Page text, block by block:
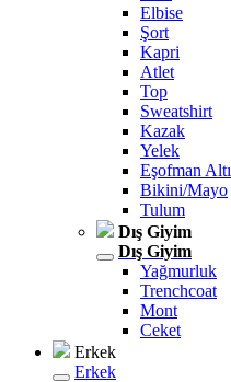
Elbise
Şort
Kapri
Atlet
Top
Sweatshirt
Kazak
Yelek
Eşofman Altı
Bikini/Mayo
Tulum
Dış Giyim
Dış Giyim
Yağmurluk
Trenchcoat
Mont
Ceket
Erkek
Erkek